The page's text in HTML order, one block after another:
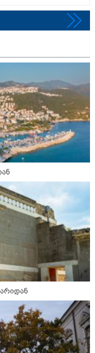
2024 წელს
წინასაარჩევნო
ძალადობის
პირს, მათ შორის ნიკა
პირებს